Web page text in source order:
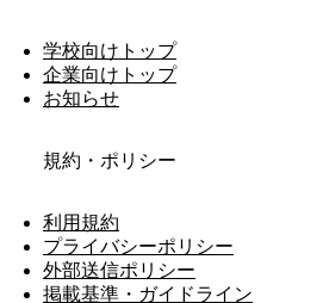
学校向けトップ
企業向けトップ
お知らせ
規約・ポリシー
利用規約
プライバシーポリシー
外部送信ポリシー
掲載基準・ガイドライン